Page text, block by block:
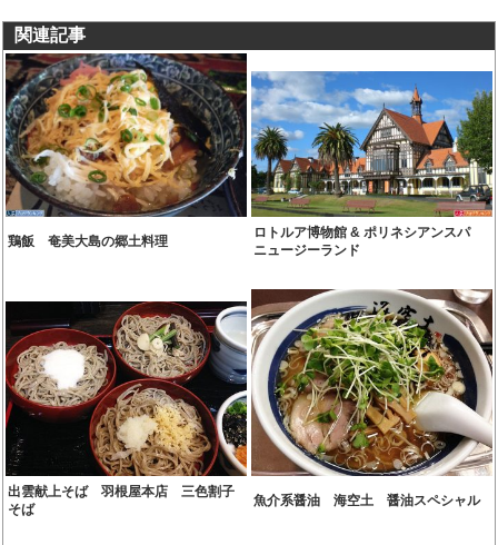
関連記事
鶏飯 奄美大島の郷土料理
ロトルア博物館 & ポリネシアンスパ
ニュージーランド
出雲献上そば 羽根屋本店 三色割子
そば
魚介系醤油 海空土 醤油スペシャル